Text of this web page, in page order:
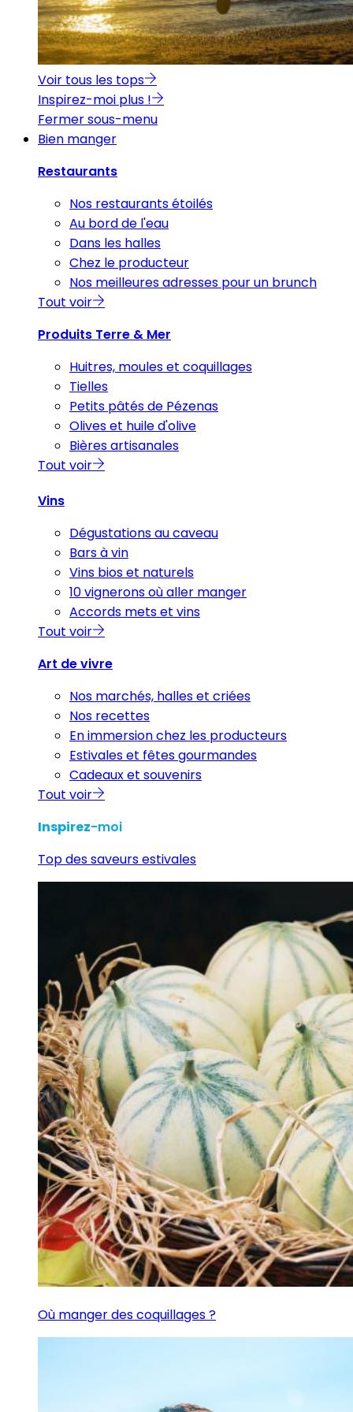
Voir tous les tops
Inspirez-moi plus !
Fermer sous-menu
Bien manger
Restaurants
Nos restaurants étoilés
Au bord de l'eau
Dans les halles
Chez le producteur
Nos meilleures adresses pour un brunch
Tout voir
Produits Terre & Mer
Huitres, moules et coquillages
Tielles
Petits pâtés de Pézenas
Olives et huile d'olive
Bières artisanales
Tout voir
Vins
Dégustations au caveau
Bars à vin
Vins bios et naturels
10 vignerons où aller manger
Accords mets et vins
Tout voir
Art de vivre
Nos marchés, halles et criées
Nos recettes
En immersion chez les producteurs
Estivales et fêtes gourmandes
Cadeaux et souvenirs
Tout voir
Inspirez-moi
Top des saveurs estivales
Où manger des coquillages ?